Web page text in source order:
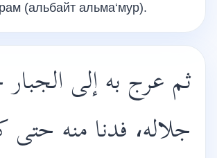
(альбайт альма‘мур).
ثم عرج به إلى
جلاله، فدنا منه حتى